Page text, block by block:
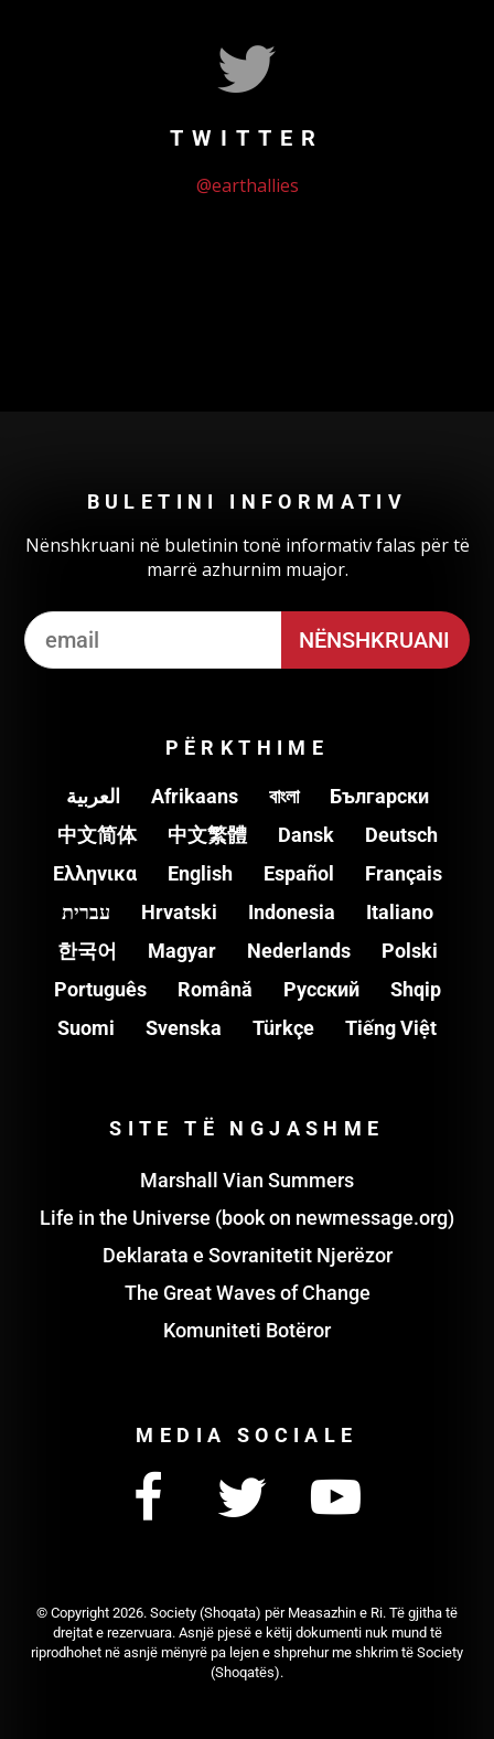
TWITTER
@earthallies
BULETINI INFORMATIV
Nënshkruani në buletinin tonë informativ falas për të
marrë azhurnim muajor.
PËRKTHIME
العربية Afrikaans বাংলা
Български
中文简体
中文繁體 Dansk
Deutsch
Ελληνικα
English Español
Français
עברית
Hrvatski Indonesia
Italiano
한국어
Magyar Nederlands
Polski
Português
Română Pусский
Shqip
Suomi
Svenska Türkçe Tiếng Việt
SITE TË NGJASHME
Marshall Vian Summers
Life in the Universe (book on newmessage.org)
Deklarata e Sovranitetit Njerëzor
The Great Waves of Change
Komuniteti Botëror
MEDIA SOCIALE
© Copyright 2026. Society (Shoqata) për Measazhin e Ri. Të gjitha të
drejtat e rezervuara. Asnjë pjesë e këtij dokumenti nuk mund të
riprodhohet në asnjë mënyrë pa lejen e shprehur me shkrim të Society
(Shoqatës).